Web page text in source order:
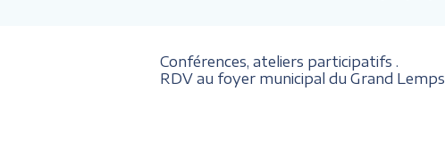
Conférences, ateliers participatifs .
RDV au foyer municipal du Grand Lemps